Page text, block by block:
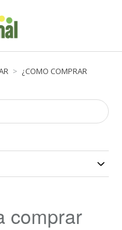
¿COMO COMPRAR
comprar